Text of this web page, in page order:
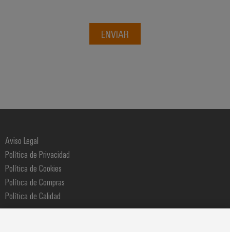
ENVIAR
Aviso Legal
Política de Privacidad
Política de Cookies
Política de Compras
Política de Calidad